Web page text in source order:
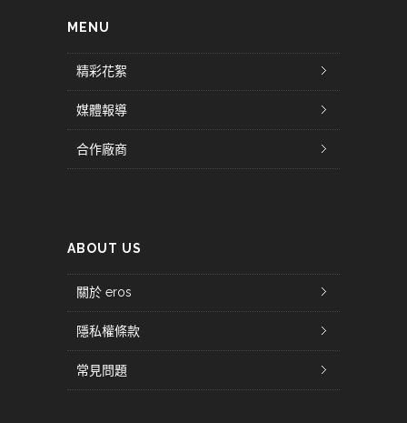
MENU
精彩花絮
媒體報導
合作廠商
ABOUT US
關於 eros
隱私權條款
常見問題